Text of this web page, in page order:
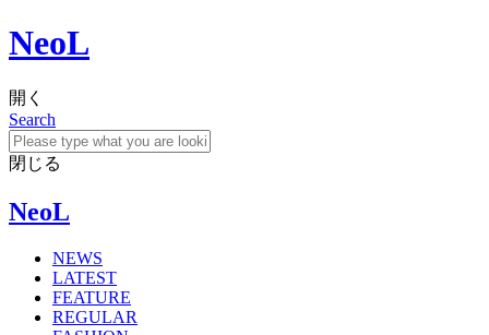
NeoL
開く
Search
閉じる
NeoL
NEWS
LATEST
FEATURE
REGULAR